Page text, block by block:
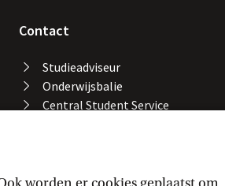
Contact
Studieadviseur
Onderwijsbalie
Central Student Service
Facility Services